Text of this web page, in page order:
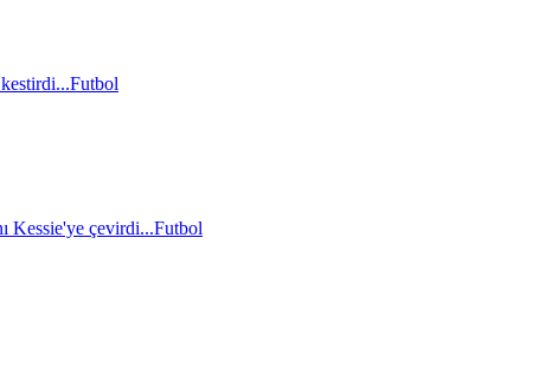
Futbol
Kessie'ye çevirdi...Futbol